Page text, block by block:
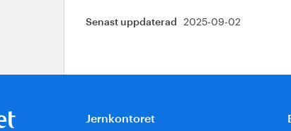
Senast uppdaterad 2025-09-02
Jernkontoret